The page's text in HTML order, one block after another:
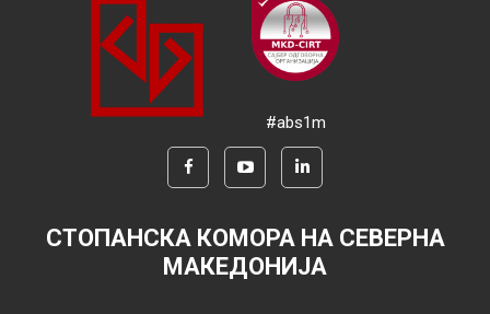
#abs1m
СТОПАНСКА КОМОРА НА СЕВЕРНА
МАКЕДОНИЈА